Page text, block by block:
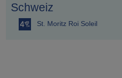
Schweiz
St. Moritz Roi Soleil